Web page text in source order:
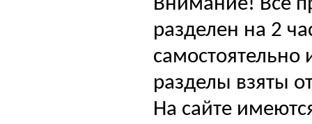
Внимание! Все
разделен на 2
самостоятельно
разделы взяты
На сайте